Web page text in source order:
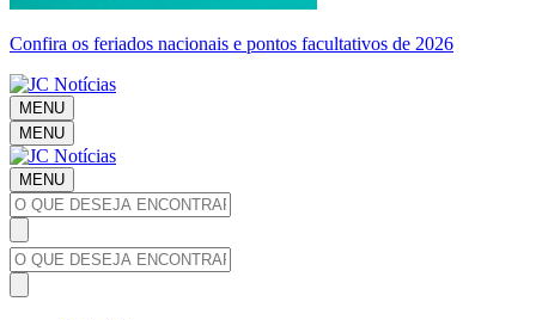
Confira os feriados nacionais e pontos facultativos de 2026
MENU
MENU
MENU